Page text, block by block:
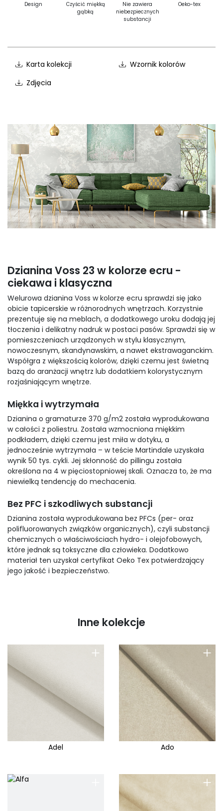
Design
Czyścić miękką
gąbką
Nie zawiera
niebezpiecznych
substancji
Oeko-tex
Karta kolekcji
Wzornik kolorów
Zdjęcia
Dzianina Voss 23 w kolorze ecru -
ciekawa i klasyczna
Welurowa dzianina Voss w kolorze ecru sprawdzi się jako
obicie tapicerskie w różnorodnych wnętrzach. Korzystnie
prezentuje się na meblach, a dodatkowego uroku dodają jej
tłoczenia i delikatny nadruk w postaci pasów. Sprawdzi się w
pomieszczeniach urządzonych w stylu klasycznym,
nowoczesnym, skandynawskim, a nawet ekstrawaganckim.
Współgra z większością kolorów, dzięki czemu jest świetną
bazą do aranżacji wnętrz lub dodatkiem kolorystycznym
rozjaśniającym wnętrze.
Miękka i wytrzymała
Dzianina o gramaturze 370 g/m2 została wyprodukowana
w całości z poliestru. Została wzmocniona miękkim
podkładem, dzięki czemu jest miła w dotyku, a
jednocześnie wytrzymała – w teście Martindale uzyskała
wynik 50 tys. cykli. Jej skłonność do pillingu została
określona na 4 w pięciostopniowej skali. Oznacza to, że ma
niewielką tendencję do mechacenia.
Bez PFC i szkodliwych substancji
Dzianina została wyprodukowana bez PFCs (per- oraz
polifluorowanych związków organicznych), czyli substancji
chemicznych o właściwościach hydro- i olejofobowych,
które jednak są toksyczne dla człowieka. Dodatkowo
materiał ten uzyskał certyfikat Oeko Tex potwierdzający
jego jakość i bezpieczeństwo.
Inne kolekcje
+
Adel
+
Ado
+